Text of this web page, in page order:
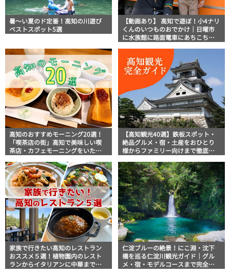
暑～い夏のド定番！高知の川遊び
ベストスポット5選
【動画あり】 高知で遊ぼ！小4ナリ
くんのいつものおでかけ｜日曜市
に水族館に路面電車にあちこち巡
高知のおすすめモーニング20選！
「喫茶店の街」高知で美味しい喫
茶店・カフェモーニングをいただ
【高知観光40選】鉄板スポット・
絶品グルメ・宿・土産をおひとり
様からファミリー向けまで徹底解
家族で行きたい高知のレストラン
おススメ５選！植物園内のレスト
ランからイタリアンに中華まで楽
仁淀ブルーの絶景！にこ淵・沈下
橋を巡る仁淀川観光ガイド｜グル
メ・宿・モデルコースまで完全網